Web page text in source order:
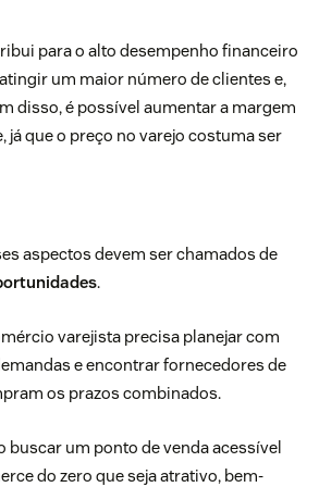
para o alto desempenho financeiro
um maior número de clientes e,
disso, é possível aumentar a margem
já que o preço no varejo costuma ser
aspectos devem ser chamados de
.
varejista precisa planejar com
e encontrar fornecedores de
os prazos combinados.
buscar um ponto de venda acessível
do zero que seja atrativo, bem-